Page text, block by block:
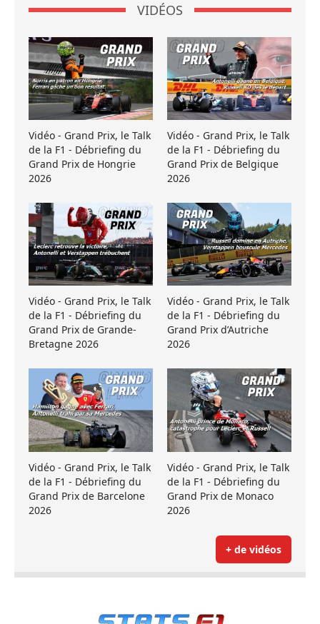
VIDÉOS
Vidéo - Grand Prix, le Talk
de la F1 - Débriefing du
Grand Prix de Hongrie
2026
Vidéo - Grand Prix, le Talk
de la F1 - Débriefing du
Grand Prix de Belgique
2026
Vidéo - Grand Prix, le Talk
de la F1 - Débriefing du
Grand Prix de Grande-
Bretagne 2026
Vidéo - Grand Prix, le Talk
de la F1 - Débriefing du
Grand Prix d’Autriche
2026
Vidéo - Grand Prix, le Talk
de la F1 - Débriefing du
Grand Prix de Barcelone
2026
Vidéo - Grand Prix, le Talk
de la F1 - Débriefing du
Grand Prix de Monaco
2026
+ de vidéos